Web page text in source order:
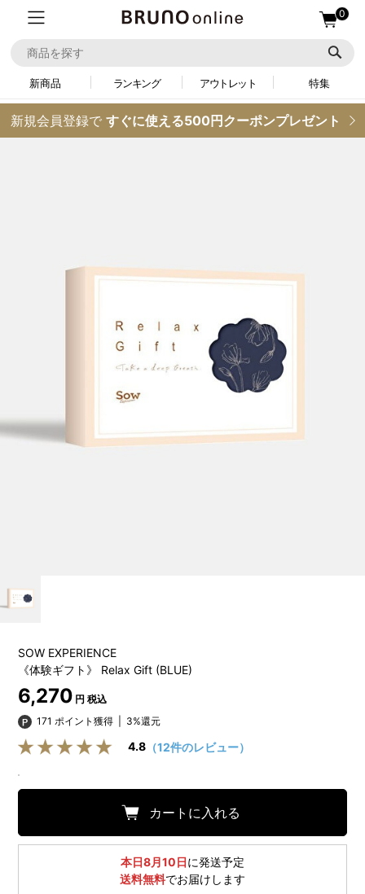
0
新商品 ランキング アウトレット 特集
新規会員登録で すぐに使える500円クーポンプレゼント
SOW EXPERIENCE
《体験ギフト》 Relax Gift (BLUE)
6,270 円 税込
171 ポイント獲得
3%還元
4.8 （12件のレビュー）
カートに入れる
本日8月10日に発送予定
送料無料でお届けします